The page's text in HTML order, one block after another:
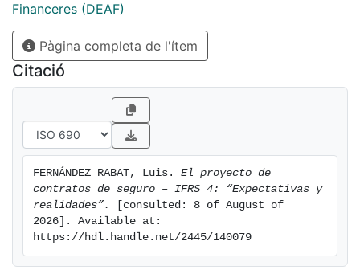
Financeres (DEAF)
Pàgina completa de l'ítem
Citació
FERNÁNDEZ RABAT, Luis. El proyecto de
contratos de seguro – IFRS 4: “Expectativas y
realidades”.
[consulted: 8 of August of
2026]. Available at:
https://hdl.handle.net/2445/140079